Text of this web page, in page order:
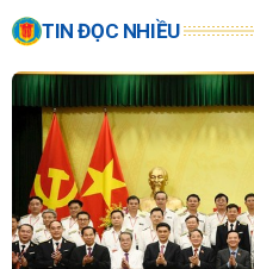
TIN ĐỌC NHIỀU